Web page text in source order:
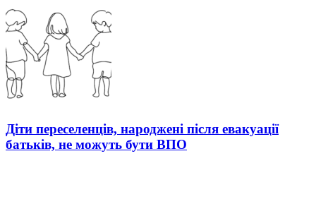
Діти переселенців, народжені після евакуації
батьків, не можуть бути ВПО